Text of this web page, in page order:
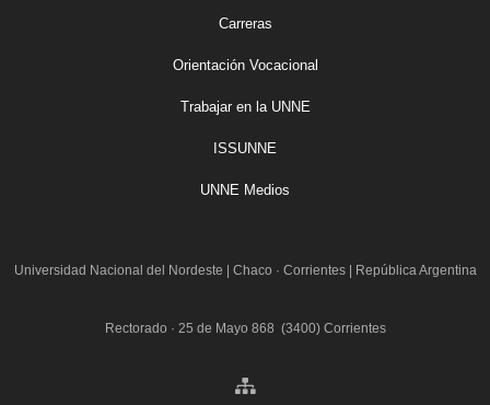
Carreras
Orientación Vocacional
Trabajar en la UNNE
ISSUNNE
UNNE Medios
Universidad Nacional del Nordeste Chaco · Corrientes | República Argentina
Rectorado · 25 de Mayo 868 (3400) Corrientes